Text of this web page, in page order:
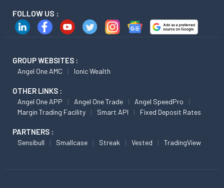
FOLLOW US :
GROUP WEBSITES :
Angel One AMC Ionic Wealth
OTHER LINKS :
Angel One APP Angel One Trade
Angel SpeedPro
Margin Trading Facility
Smart API Fixed Deposit Rates
PARTNERS :
Sensibull Smallcase Streak Vested TradingView